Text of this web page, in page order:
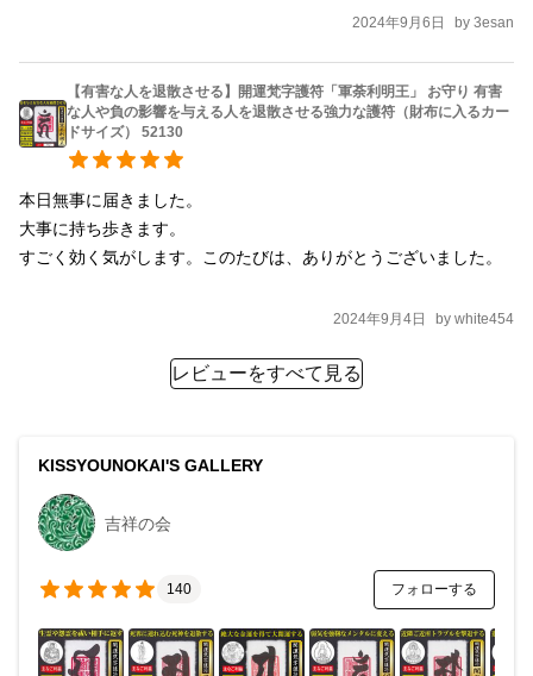
2024年9月6日 by 3esan
【有害な人を退散させる】開運梵字護符「軍荼利明王」 お守り 有害
な人や負の影響を与える人を退散させる強力な護符（財布に入るカー
ドサイズ） 52130
本日無事に届きました。
大事に持ち歩きます。
すごく効く気がします。このたびは、ありがとうございました。
2024年9月4日 by white454
レビューをすべて見る
KISSYOUNOKAI'S GALLERY
吉祥の会
140 フォローする